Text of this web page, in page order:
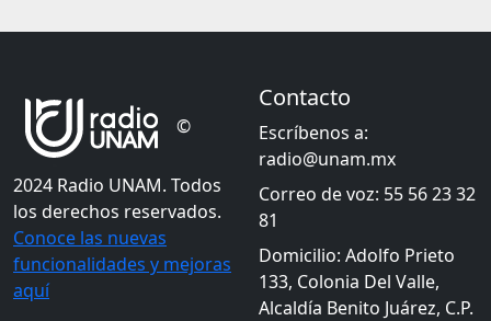
©
2024 Radio UNAM. Todos
los derechos reservados.
Conoce las nuevas
funcionalidades y mejoras
aquí
Contacto
Escríbenos a:
radio@unam.mx
Correo de voz: 55 56 23 32
81
Domicilio: Adolfo Prieto
133, Colonia Del Valle,
Alcaldía Benito Juárez, C.P.